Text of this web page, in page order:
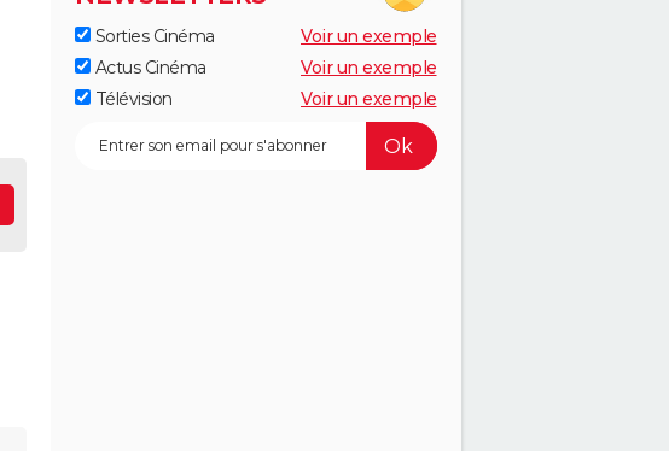
Sorties Cinéma
Voir un exemple
Actus Cinéma
Voir un exemple
Télévision
Voir un exemple